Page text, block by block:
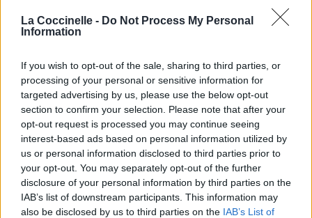
La Coccinelle - Do Not Process My Personal
Information
If you wish to opt-out of the sale, sharing to third parties, or
processing of your personal or sensitive information for
targeted advertising by us, please use the below opt-out
section to confirm your selection. Please note that after your
opt-out request is processed you may continue seeing
interest-based ads based on personal information utilized by
us or personal information disclosed to third parties prior to
your opt-out. You may separately opt-out of the further
disclosure of your personal information by third parties on the
IAB’s list of downstream participants. This information may
also be disclosed by us to third parties on the IAB’s List of
Paroles + Traduction Téléchargement
Vidéos
Commentaires
Dire «merci» pour cette traduction Corriger une erreur